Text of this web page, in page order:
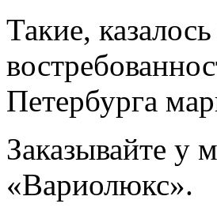
Такие,
Петербурга
Заказывайте у
«Вариолюкс».